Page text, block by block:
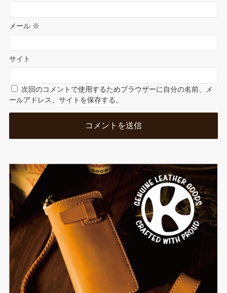
メール ※
サイト
次回のコメントで使用するためブラウザーに自分の名前、メ
ールアドレス、サイトを保存する。